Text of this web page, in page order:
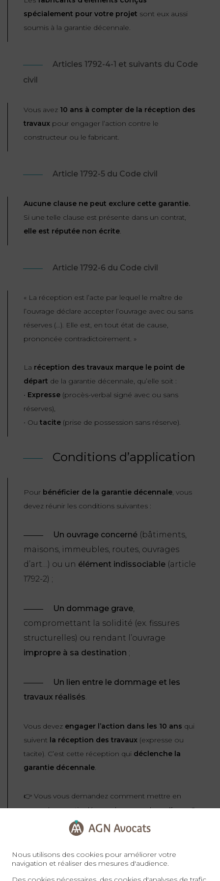
spécialement pour votre projet sont eux aussi
soumis à la garantie décennale.
Articles 1792-4-1 et suivants du Code
civil
Vous avez 10 ans à compter de la réception des
travaux pour engager l’action contre le
constructeur ou le fabricant.
Article 1792-5 du Code civil
Aucune clause ne peut exclure cette garantie.
Si une telle clause est présente dans un contrat,
elle est réputée non écrite.
Article 1792-6 du Code civil
« La réception est l’acte par lequel le maître de
l’ouvrage déclare accepter l’ouvrage avec ou sans
réserves (…). Elle est, en tout état de cause,
prononcée contradictoirement. »
La réception des travaux marque le point de
départ de la garantie décennale, qu’elle soit :
• Expresse (procès-verbal signé avec ou sans
réserves),
• Ou tacite (prise de possession sans réserve).
Conditions d’application
Pour bénéficier de la garantie décennale, vous
devez réunir les conditions suivantes :
Un ouvrage concerné (bâtiments,
maisons, immeubles, routes, ouvrages
d’art…) ou un élément indissociable (article
1792-2) ;
Un dommage grave,
compromettant la solidité (ex. fissures
structurelles) ou rendant l’ouvrage
impropre à sa destination ;
Un lien entre le dommage et les
travaux réalisés.
Vous devez engager l’action dans les 10 ans qui
suivent la réception des travaux (expresse ou
tacite). C’est cette réception qui déclenche la
garantie décennale.
👉 Vous vous demandez comment mettre en
œuvre la garantie décennale en cas de malfaçon ?
Notre article pratique vous guide étape par
Nous utilisons des cookies pour améliorer votre
navigation et réaliser des mesures d'audience.